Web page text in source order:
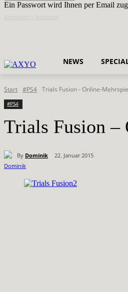
Ein Passwort wird Ihnen per Email
NEWS
Start #PS4 Trials Fusion - Online-
#PS4
Trials Fusion –
By Dominik 22. Januar 2015